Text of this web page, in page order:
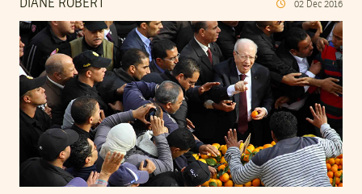
DIANE ROBERT 02 Dec 2016